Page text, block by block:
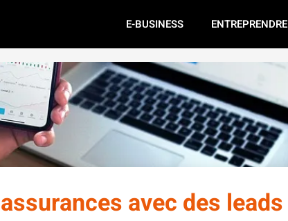
E-BUSINESS ENTREPRENDRE
avec des leads